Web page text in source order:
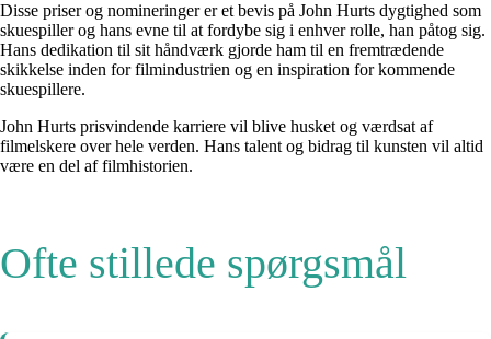
Disse priser og nomineringer er et bevis på John Hurts dygtighed som
skuespiller og hans evne til at fordybe sig i enhver rolle, han påtog sig.
Hans dedikation til sit håndværk gjorde ham til en fremtrædende
skikkelse inden for filmindustrien og en inspiration for kommende
skuespillere.
John Hurts prisvindende karriere vil blive husket og værdsat af
filmelskere over hele verden. Hans talent og bidrag til kunsten vil altid
være en del af filmhistorien.
Ofte stillede spørgsmål